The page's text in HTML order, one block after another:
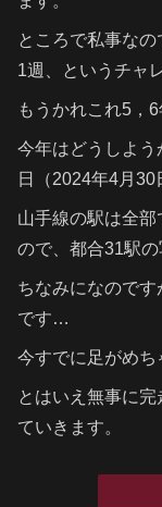
ところで私事な
1週、というチャ
もうかれこれ5，
今年はどうしよ
日（2024年4月30
山手線の駅は全
ので、都合31駅の
ちなみになので
です…
今すでに足がめ
とはいえ無事に
ていきます。